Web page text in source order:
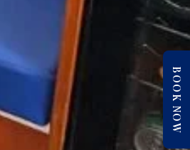
BOOK NOW